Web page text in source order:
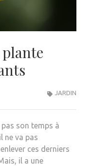
JARDIN
son temps à
ne va pas
ces derniers
il a une